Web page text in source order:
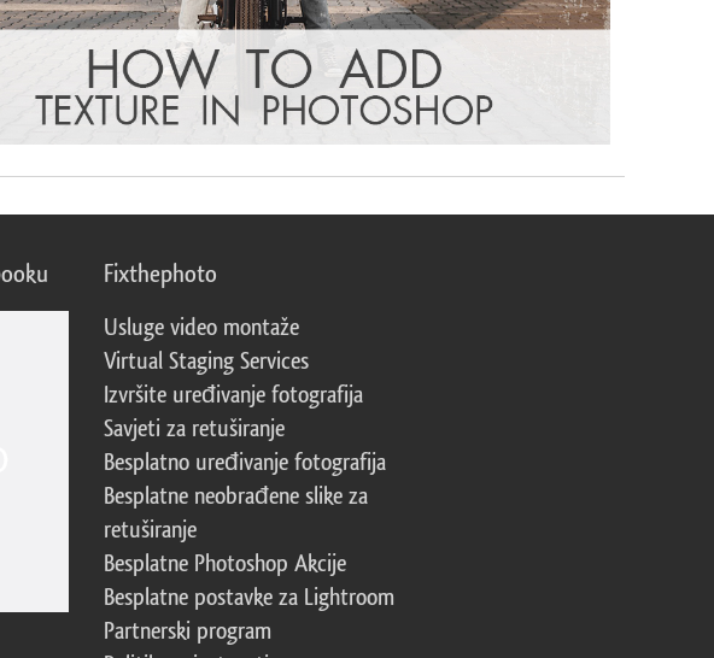
Fixthephoto
Usluge video montaže
Virtual Staging Services
Izvršite uređivanje fotografija
Savjeti za retuširanje
Besplatno uređivanje fotografija
Besplatne neobrađene slike za
retuširanje
Besplatne Photoshop Akcije
Besplatne postavke za Lightroom
Partnerski program